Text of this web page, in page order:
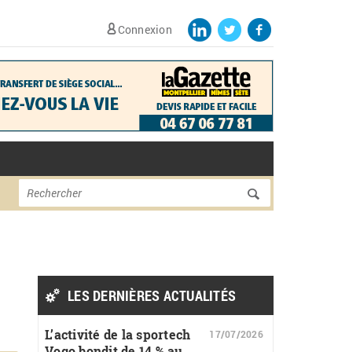
Connexion
Formulaire de
Rechercher
LES DERNIÈRES ACTUALITÉS
L’activité de la sportech
17/07/2026